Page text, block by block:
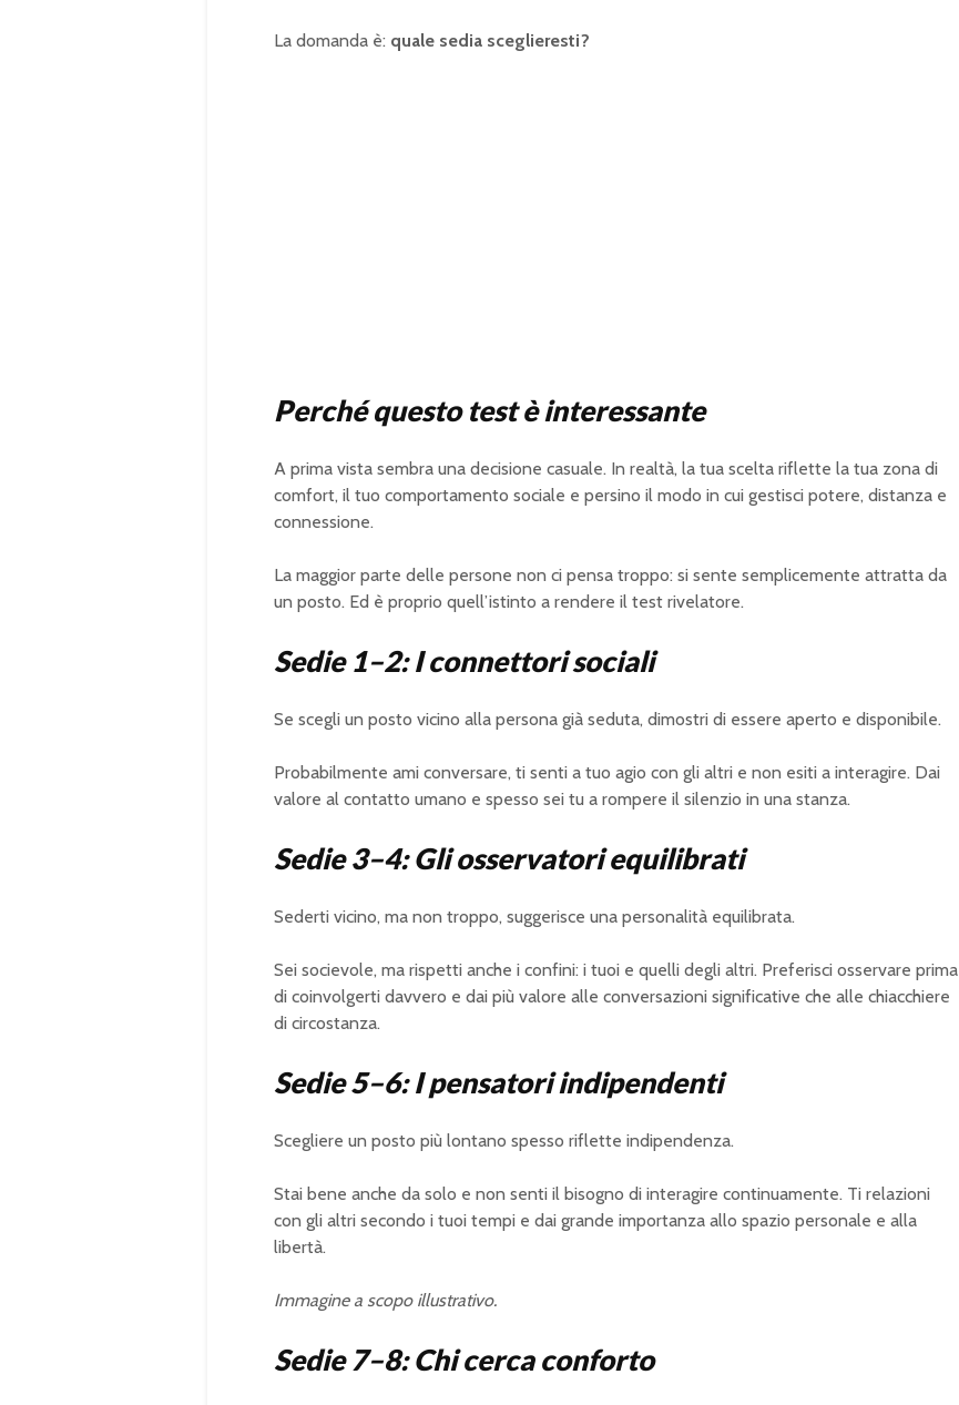
La domanda è: quale sedia sceglieresti?
Perché questo test è interessante
A prima vista sembra una decisione casuale. In realtà, la tua scelta riflette la tua zona di
comfort, il tuo comportamento sociale e persino il modo in cui gestisci potere, distanza e
connessione.
La maggior parte delle persone non ci pensa troppo: si sente semplicemente attratta da
un posto. Ed è proprio quell’istinto a rendere il test rivelatore.
Sedie 1–2: I connettori sociali
Se scegli un posto vicino alla persona già seduta, dimostri di essere aperto e disponibile.
Probabilmente ami conversare, ti senti a tuo agio con gli altri e non esiti a interagire. Dai
valore al contatto umano e spesso sei tu a rompere il silenzio in una stanza.
Sedie 3–4: Gli osservatori equilibrati
Sederti vicino, ma non troppo, suggerisce una personalità equilibrata.
Sei socievole, ma rispetti anche i confini: i tuoi e quelli degli altri. Preferisci osservare prima
di coinvolgerti davvero e dai più valore alle conversazioni significative che alle chiacchiere
di circostanza.
Sedie 5–6: I pensatori indipendenti
Scegliere un posto più lontano spesso riflette indipendenza.
Stai bene anche da solo e non senti il bisogno di interagire continuamente. Ti relazioni
con gli altri secondo i tuoi tempi e dai grande importanza allo spazio personale e alla
libertà.
Immagine a scopo illustrativo.
Sedie 7–8: Chi cerca conforto